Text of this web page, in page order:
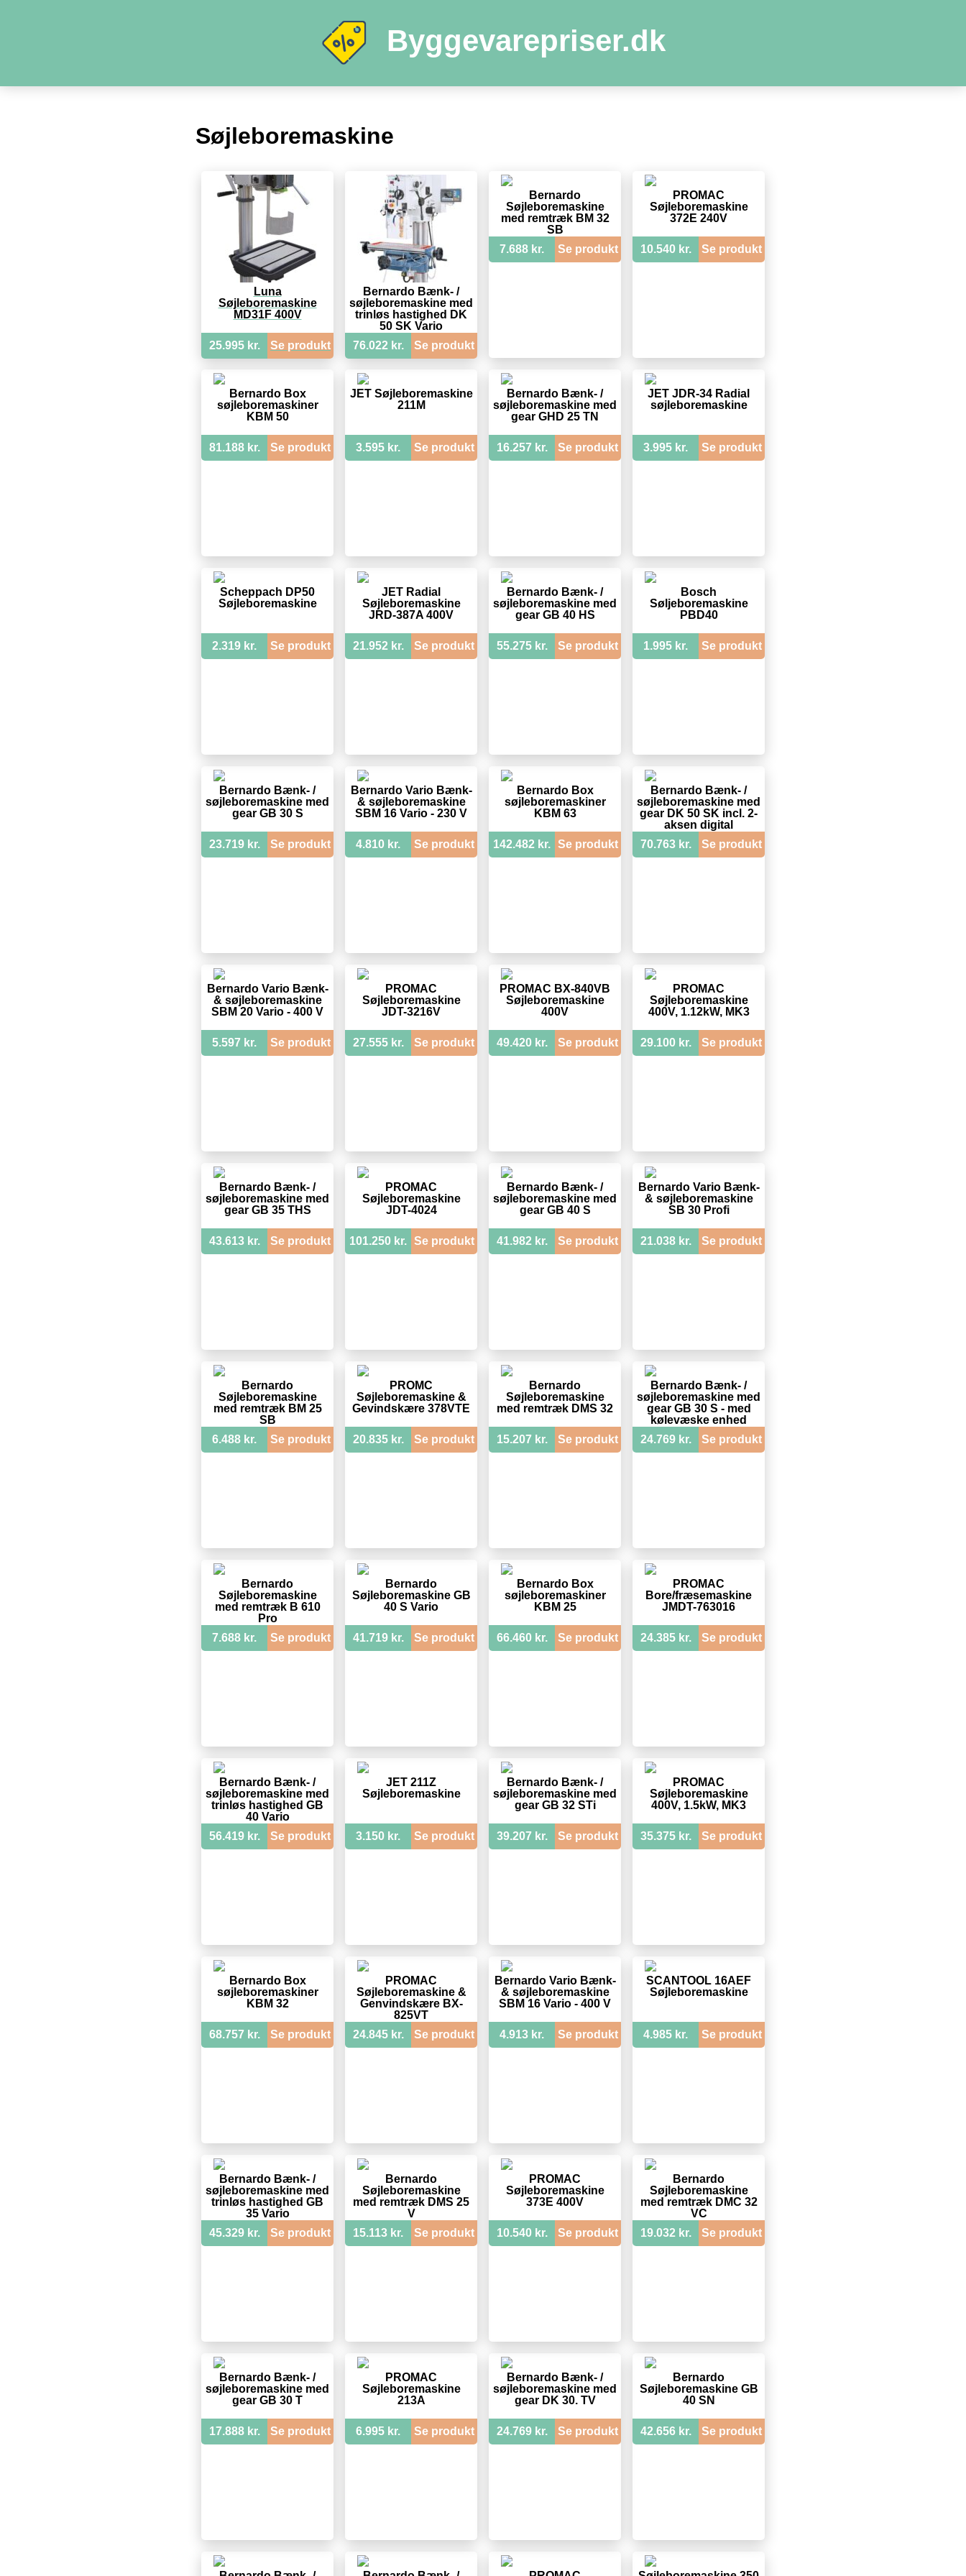
Byggevarepriser.dk
Søjleboremaskine
Luna
Søjleboremaskine
MD31F 400V
25.995 kr. Se produkt
Bernardo Bænk- /
søjleboremaskine med
trinløs hastighed DK
50 SK Vario
76.022 kr.
Se produkt
Bernardo
Søjleboremaskine
med remtræk BM 32
SB
7.688 kr.
Se produkt
PROMAC
Søjleboremaskine
372E 240V
10.540 kr. Se produkt
Bernardo Box
søjleboremaskiner
KBM 50
81.188 kr. Se produkt
JET Søjleboremaskine
211M
3.595 kr. Se produkt
Bernardo Bænk- /
søjleboremaskine med
gear GHD 25 TN
16.257 kr. Se produkt
JET JDR-34 Radial
søjleboremaskine
3.995 kr. Se produkt
Scheppach DP50
Søjleboremaskine
2.319 kr. Se produkt
JET Radial
Søjleboremaskine
JRD-387A 400V
21.952 kr. Se produkt
Bernardo Bænk- /
søjleboremaskine med
gear GB 40 HS
55.275 kr. Se produkt
Bosch
Søljeboremaskine
PBD40
1.995 kr. Se produkt
Bernardo Bænk- /
søjleboremaskine med
gear GB 30 S
23.719 kr. Se produkt
Bernardo Vario Bænk-
& søjleboremaskine
SBM 16 Vario - 230 V
4.810 kr. Se produkt
Bernardo Box
søjleboremaskiner
KBM 63
142.482 kr. Se produkt
Bernardo Bænk- /
søjleboremaskine med
gear DK 50 SK incl. 2-
aksen digital
70.763 kr. Se produkt
Bernardo Vario Bænk-
& søjleboremaskine
SBM 20 Vario - 400 V
5.597 kr. Se produkt
PROMAC
Søjleboremaskine
JDT-3216V
27.555 kr. Se produkt
PROMAC BX-840VB
Søjleboremaskine
400V
49.420 kr. Se produkt
PROMAC
Søjleboremaskine
400V, 1.12kW, MK3
29.100 kr. Se produkt
Bernardo Bænk- /
søjleboremaskine med
gear GB 35 THS
43.613 kr. Se produkt
PROMAC
Søjleboremaskine
JDT-4024
101.250 kr. Se produkt
Bernardo Bænk- /
søjleboremaskine med
gear GB 40 S
41.982 kr. Se produkt
Bernardo Vario Bænk-
& søjleboremaskine
SB 30 Profi
21.038 kr. Se produkt
Bernardo
Søjleboremaskine
med remtræk BM 25
SB
6.488 kr.
Se produkt
PROMC
Søjleboremaskine &
Gevindskære 378VTE
20.835 kr. Se produkt
Bernardo
Søjleboremaskine
med remtræk DMS 32
15.207 kr. Se produkt
Bernardo Bænk- /
søjleboremaskine med
gear GB 30 S - med
kølevæske enhed
24.769 kr.
Se produkt
Bernardo
Søjleboremaskine
med remtræk B 610
Pro
7.688 kr.
Se produkt
Bernardo
Søjleboremaskine GB
40 S Vario
41.719 kr. Se produkt
Bernardo Box
søjleboremaskiner
KBM 25
66.460 kr. Se produkt
PROMAC
Bore/fræsemaskine
JMDT-763016
24.385 kr. Se produkt
Bernardo Bænk- /
søjleboremaskine med
trinløs hastighed GB
40 Vario
56.419 kr.
Se produkt
JET 211Z
Søjleboremaskine
3.150 kr. Se produkt
Bernardo Bænk- /
søjleboremaskine med
gear GB 32 STi
39.207 kr. Se produkt
PROMAC
Søjleboremaskine
400V, 1.5kW, MK3
35.375 kr. Se produkt
Bernardo Box
søjleboremaskiner
KBM 32
68.757 kr. Se produkt
PROMAC
Søjleboremaskine &
Genvindskære BX-
825VT
24.845 kr.
Se produkt
Bernardo Vario Bænk-
& søjleboremaskine
SBM 16 Vario - 400 V
4.913 kr. Se produkt
SCANTOOL 16AEF
Søjleboremaskine
4.985 kr. Se produkt
Bernardo Bænk- /
søjleboremaskine med
trinløs hastighed GB
35 Vario
45.329 kr.
Se produkt
Bernardo
Søjleboremaskine
med remtræk DMS 25
V
15.113 kr.
Se produkt
PROMAC
Søjleboremaskine
373E 400V
10.540 kr. Se produkt
Bernardo
Søjleboremaskine
med remtræk DMC 32
VC
19.032 kr.
Se produkt
Bernardo Bænk- /
søjleboremaskine med
gear GB 30 T
17.888 kr. Se produkt
PROMAC
Søjleboremaskine
213A
6.995 kr. Se produkt
Bernardo Bænk- /
søjleboremaskine med
gear DK 30. TV
24.769 kr. Se produkt
Bernardo
Søjleboremaskine GB
40 SN
42.656 kr. Se produkt